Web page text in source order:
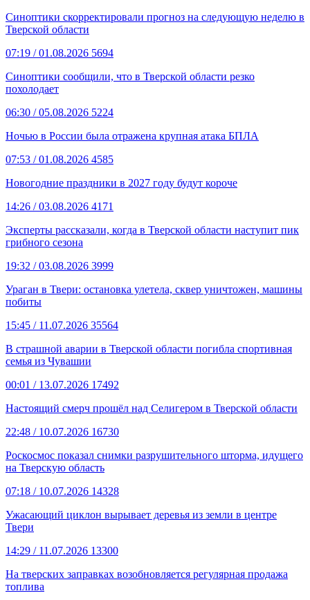
Синоптики скорректировали прогноз на следующую неделю в
Тверской области
07:19 / 01.08.2026 5694
Синоптики сообщили, что в Тверской области резко
похолодает
06:30 / 05.08.2026 5224
Ночью в России была отражена крупная атака БПЛА
07:53 / 01.08.2026 4585
Новогодние праздники в 2027 году будут короче
14:26 / 03.08.2026 4171
Эксперты рассказали, когда в Тверской области наступит пик
грибного сезона
19:32 / 03.08.2026 3999
Ураган в Твери: остановка улетела, сквер уничтожен, машины
побиты
15:45 / 11.07.2026 35564
В страшной аварии в Тверской области погибла спортивная
семья из Чувашии
00:01 / 13.07.2026 17492
Настоящий смерч прошёл над Селигером в Тверской области
22:48 / 10.07.2026 16730
Роскосмос показал снимки разрушительного шторма, идущего
на Тверскую область
07:18 / 10.07.2026 14328
Ужасающий циклон вырывает деревья из земли в центре
Твери
14:29 / 11.07.2026 13300
На тверских заправках возобновляется регулярная продажа
топлива